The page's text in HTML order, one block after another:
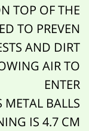
TOP OF THE
TO PREVEN
AND DIRT
AIR TO
ENTER
METAL BALLS
IS 4.7 CM